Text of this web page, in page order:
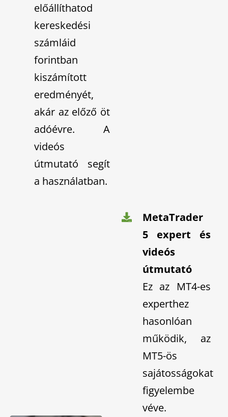
előállíthatod
kereskedési
számláid
forintban
kiszámított
eredményét,
akár az előző öt
adóévre. A
videós
útmutató segít
a használatban.
MetaTrader
5 expert és
videós
útmutató
Ez az MT4-es
experthez
hasonlóan
működik, az
MT5-ös
sajátosságokat
figyelembe
véve.